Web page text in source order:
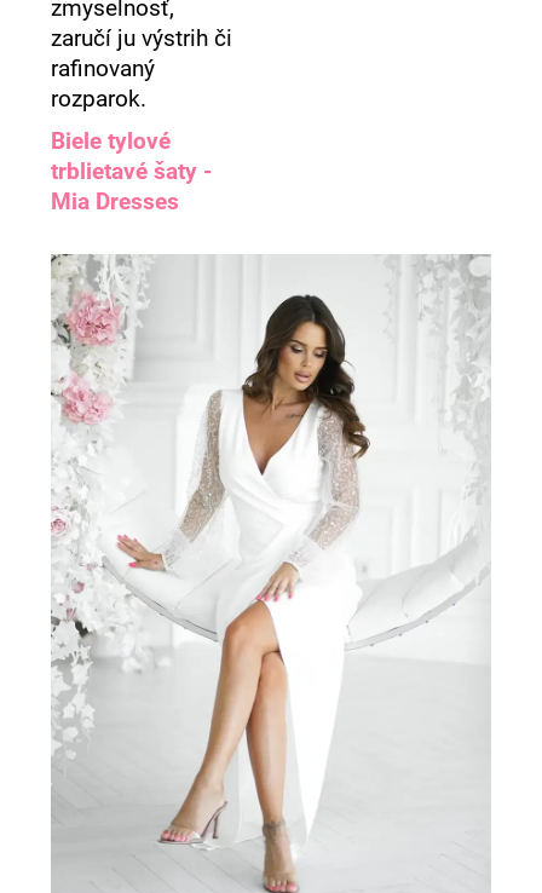
zmyselnosť,
zaručí ju výstrih či
rafinovaný
rozparok.
Biele tylové
trblietavé šaty -
Mia Dresses